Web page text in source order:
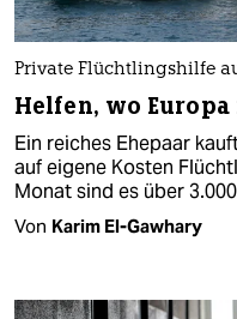
Private Flüchtlingshilfe
Helfen, wo
Ein reiches Ehepaar
auf eigene Kosten
Monat sind es über
Von Karim El-Gawhary